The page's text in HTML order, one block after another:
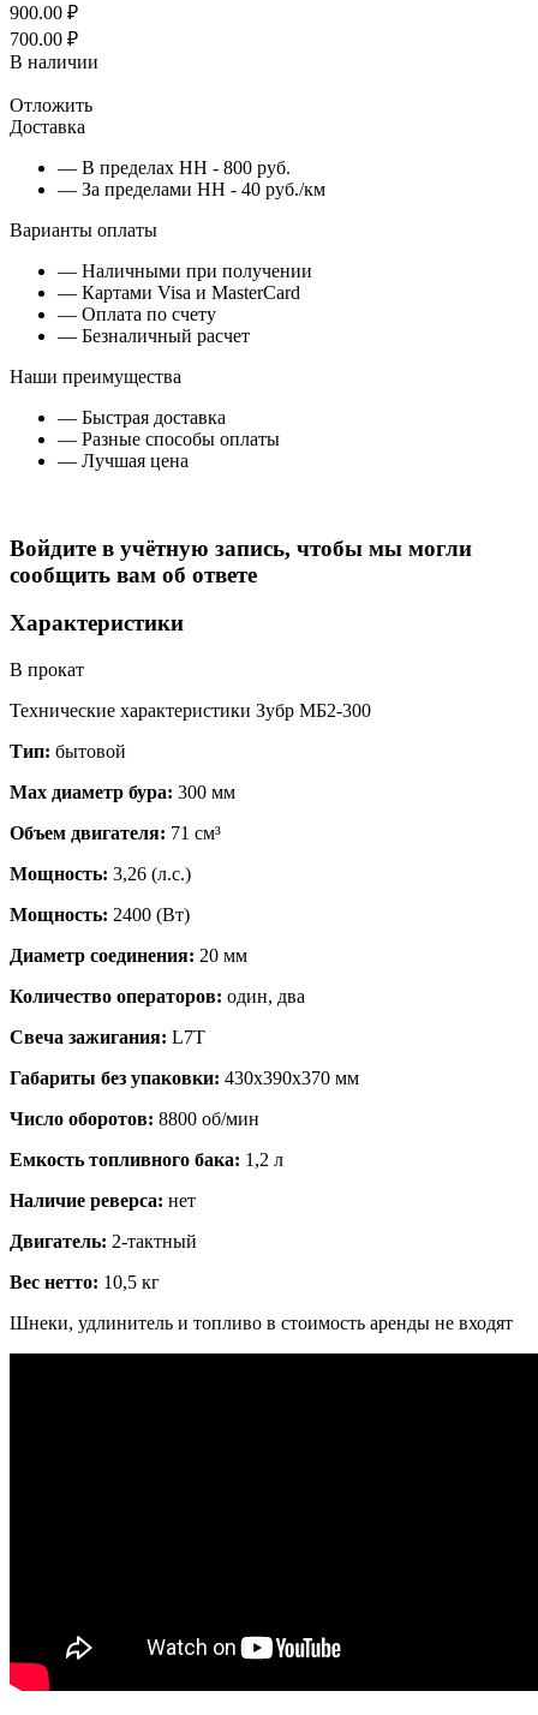
900.00 ₽
700.00 ₽
В наличии
Отложить
Доставка
— В пределах НН - 800 руб.
— За пределами НН - 40 руб./км
Варианты оплаты
— Наличными при получении
— Картами Visa и MasterCard
— Оплата по счету
— Безналичный расчет
Наши преимущества
— Быстрая доставка
— Разные способы оплаты
— Лучшая цена
Войдите в учётную запись, чтобы мы могли
сообщить вам об ответе
Характеристики
В прокат
Технические характеристики Зубр МБ2-300
Тип: бытовой
Мах диаметр бура: 300 мм
Объем двигателя: 71 см³
Мощность: 3,26 (л.с.)
Мощность: 2400 (Вт)
Диаметр соединения: 20 мм
Количество операторов: один, два
Свеча зажигания: L7T
Габариты без упаковки: 430х390х370 мм
Число оборотов: 8800 об/мин
Емкость топливного бака: 1,2 л
Наличие реверса: нет
Двигатель: 2-тактный
Вес нетто: 10,5 кг
Шнеки, удлинитель и топливо в стоимость аренды не входят